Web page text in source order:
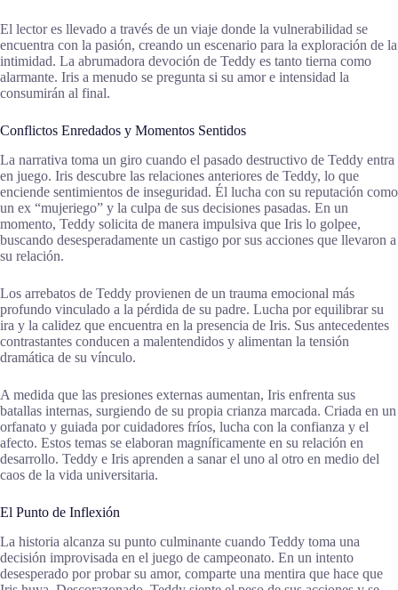
El lector es llevado a través de un viaje donde la vulnerabilidad se
encuentra con la pasión, creando un escenario para la exploración de la
intimidad. La abrumadora devoción de Teddy es tanto tierna como
alarmante. Iris a menudo se pregunta si su amor e intensidad la
consumirán al final.
Conflictos Enredados y Momentos Sentidos
La narrativa toma un giro cuando el pasado destructivo de Teddy entra
en juego. Iris descubre las relaciones anteriores de Teddy, lo que
enciende sentimientos de inseguridad. Él lucha con su reputación como
un ex “mujeriego” y la culpa de sus decisiones pasadas. En un
momento, Teddy solicita de manera impulsiva que Iris lo golpee,
buscando desesperadamente un castigo por sus acciones que llevaron a
su relación.
Los arrebatos de Teddy provienen de un trauma emocional más
profundo vinculado a la pérdida de su padre. Lucha por equilibrar su
ira y la calidez que encuentra en la presencia de Iris. Sus antecedentes
contrastantes conducen a malentendidos y alimentan la tensión
dramática de su vínculo.
A medida que las presiones externas aumentan, Iris enfrenta sus
batallas internas, surgiendo de su propia crianza marcada. Criada en un
orfanato y guiada por cuidadores fríos, lucha con la confianza y el
afecto. Estos temas se elaboran magníficamente en su relación en
desarrollo. Teddy e Iris aprenden a sanar el uno al otro en medio del
caos de la vida universitaria.
El Punto de Inflexión
La historia alcanza su punto culminante cuando Teddy toma una
decisión improvisada en el juego de campeonato. En un intento
desesperado por probar su amor, comparte una mentira que hace que